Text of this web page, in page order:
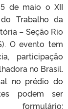
de maio o XII
Trabalho da
– Seção Rio
O evento tem
participação
no Brasil.
no prédio do
podem ser